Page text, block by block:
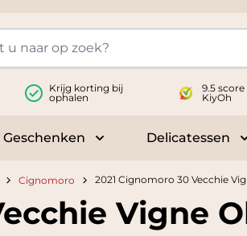
Krijg korting bij
ophalen
9.5
KiyOh
for Wijnen
Geschenken
Toggle submenu for
Delicatessen
Cignomoro 2021 Cignomoro 30 Vecchie
Vigne